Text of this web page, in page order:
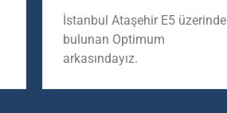
İstanbul Ataşehir E5 üzerinde
bulunan Optimum
arkasındayız.